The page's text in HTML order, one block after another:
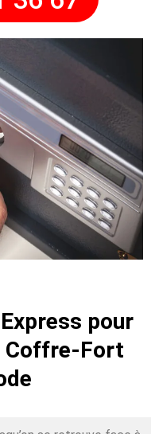
pour
Coffre-Fort